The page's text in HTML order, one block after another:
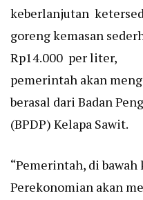
keberlanjutan
goreng kemasan
Rp14.000 per liter,
pemerintah akan
berasal dari Badan
(BPDP) Kelapa Sawit.
“Pemerintah, di
Perekonomian akan